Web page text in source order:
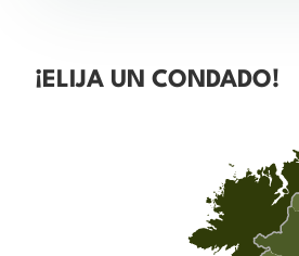
¡ELIJA UN CONDADO!